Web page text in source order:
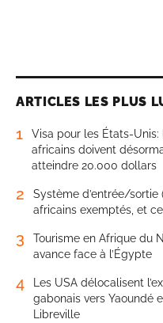
ARTICLES LES PLUS
1
Visa pour les États-
africains doivent
atteindre 20.000 dollars
2
Système d’entrée/sortie
africains exemptés, et
3
Tourisme en Afrique du
avance face à l’Égypte
4
Les USA délocalisent
gabonais vers Yaoundé
Libreville